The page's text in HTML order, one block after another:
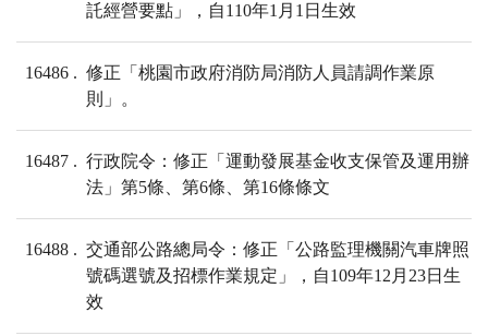
託經營要點」，自110年1月1日生效
16486
修正「桃園市政府消防局消防人員請調作業原
則」。
16487
行政院令：修正「運動發展基金收支保管及運用辦
法」第5條、第6條、第16條條文
16488
交通部公路總局令：修正「公路監理機關汽車牌照
號碼選號及招標作業規定」，自109年12月23日生
效